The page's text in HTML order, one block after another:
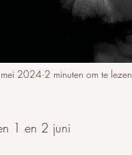
2024 2 minuten om te lezen
1 en 2 juni